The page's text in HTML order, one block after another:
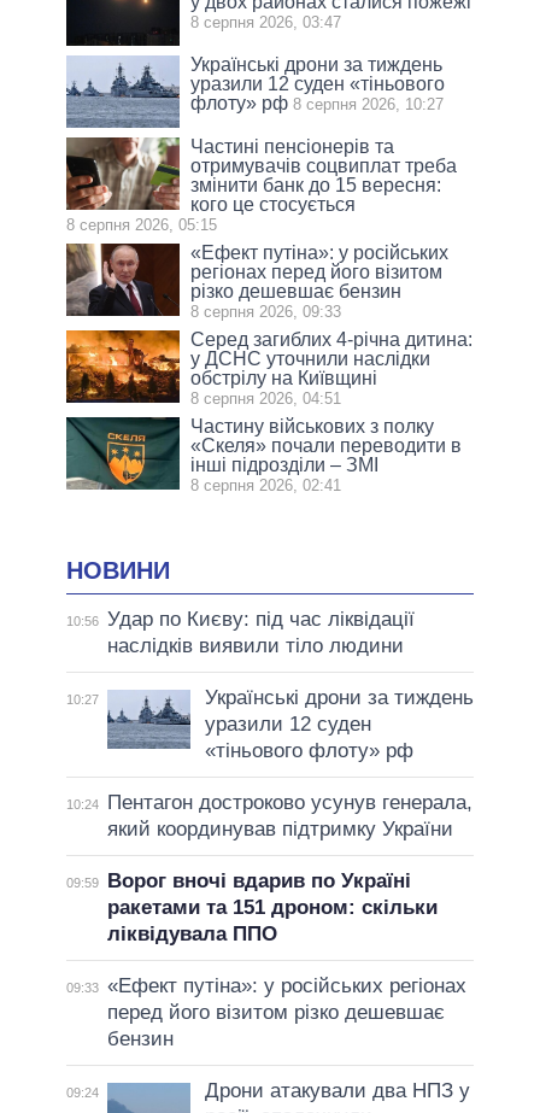
8 серпня 2026, 03:47
Українські дрони за тиждень
уразили 12 суден «тіньового
флоту» рф 8 серпня 2026, 10:27
Частині пенсіонерів та
отримувачів соцвиплат треба
змінити банк до 15 вересня:
кого це стосується
8 серпня 2026, 05:15
«Ефект путіна»: у російських
регіонах перед його візитом
різко дешевшає бензин
8 серпня 2026, 09:33
Серед загиблих 4-річна дитина:
у ДСНС уточнили наслідки
обстрілу на Київщині
8 серпня 2026, 04:51
Частину військових з полку
«Скеля» почали переводити в
інші підрозділи – ЗМІ
8 серпня 2026, 02:41
НОВИНИ
10:56 Удар по Києву: під час ліквідації
наслідків виявили тіло людини
10:27
Українські дрони за тиждень
уразили 12 суден
«тіньового флоту» рф
10:24
Пентагон достроково усунув генерала,
який координував підтримку України
09:59
Ворог вночі вдарив по Україні
ракетами та 151 дроном: скільки
ліквідувала ППО
09:33 «Ефект путіна»: у російських регіонах
перед його візитом різко дешевшає
бензин
09:24
Дрони атакували два НПЗ у